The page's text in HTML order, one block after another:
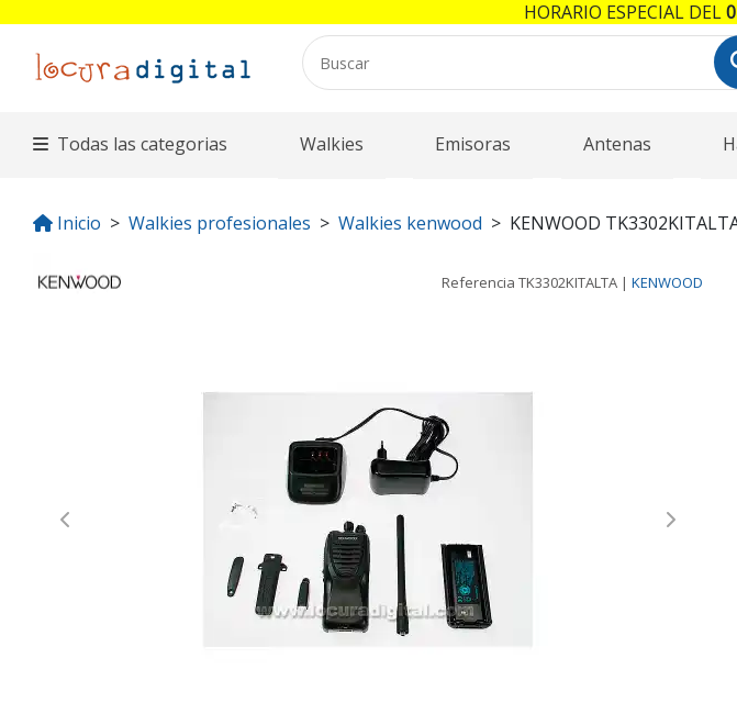
Todas las categorias Walkies Emisoras Antenas
Inicio Walkies profesionales Walkies kenwood KENWOOD
Referencia TK3302KITALTA | KENWOOD
Previous Next
HORARIO ESPECIAL DEL